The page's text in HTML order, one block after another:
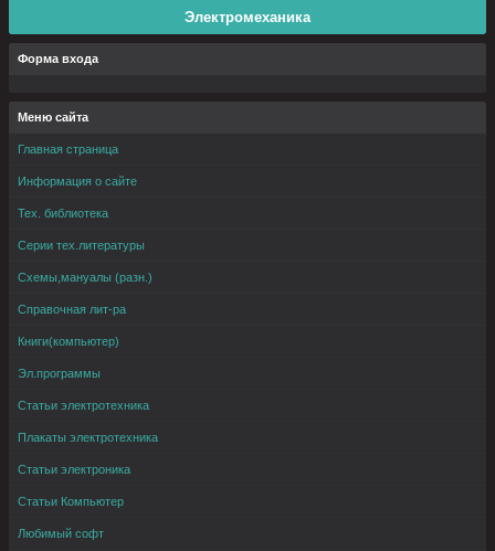
Электромеханика
Форма входа
Меню сайта
Главная страница
Информация о сайте
Тех. библиотека
Серии тех.литературы
Схемы,мануалы (разн.)
Справочная лит-ра
Книги(компьютер)
Эл.программы
Статьи электротехника
Плакаты электротехника
Статьи электроника
Статьи Компьютер
Любимый софт